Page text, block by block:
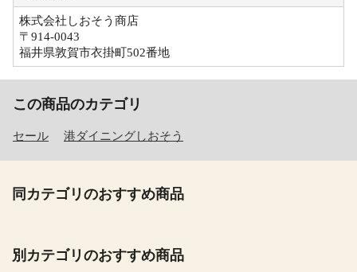
株式会社しおそう商店
〒914-0043
福井県敦賀市衣掛町502番地
この商品のカテゴリ
セール 港ダイニングしおそう
同カテゴリのおすすめ商品
別カテゴリのおすすめ商品